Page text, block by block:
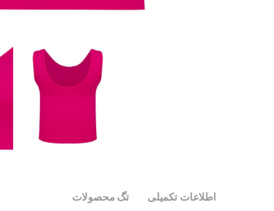
اطلاعات تکمیلی تگ محصولات